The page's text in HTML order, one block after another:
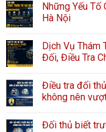
Những Yếu
Hà Nội
Dịch Vụ Thám
Đối, Điều Tra
Điều tra đối
không nên
Đối thủ biết